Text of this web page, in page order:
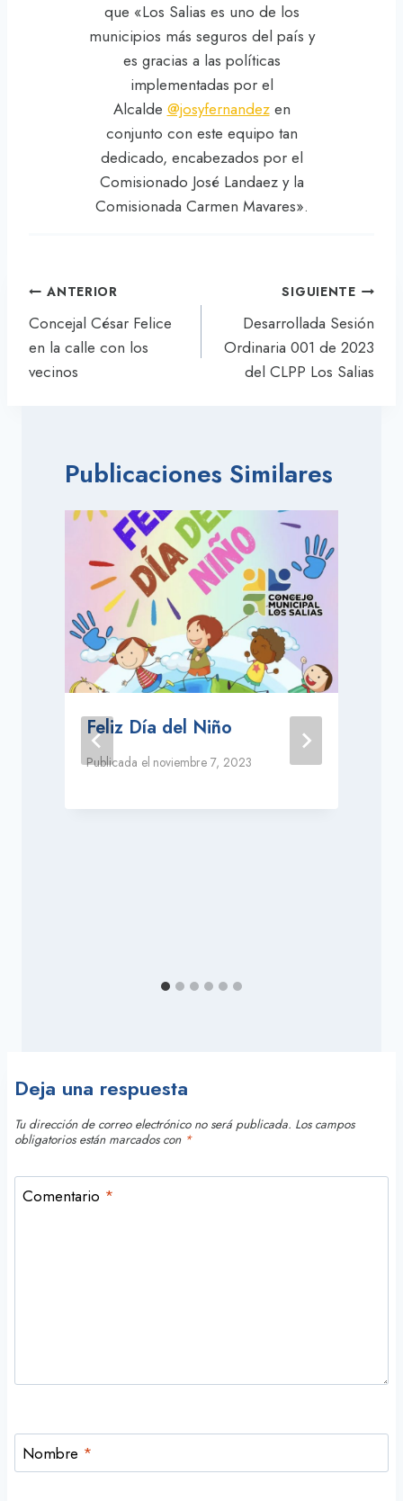
que «Los Salias es uno de los
municipios más seguros del país y
es gracias a las políticas
implementadas por el
Alcalde @josyfernandezen
conjunto con este equipo tan
dedicado, encabezados por el
Comisionado José Landaez y la
Comisionada Carmen Mavares».
Navegación
de
entradas
ANTERIOR
Concejal César Felice
en la calle con los
vecinos
SIGUIENTE
Desarrollada Sesión
Ordinaria 001 de 2023
del CLPP Los Salias
Publicaciones Similares
Feliz Día del Niño
Publicada el noviembre 7, 2023
Deja una respuesta
Tu dirección de correo electrónico no será publicada. Los campos
obligatorios están marcados con *
Comentario *
Nombre *